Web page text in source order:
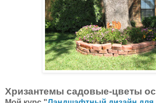
Хризантемы садовые-цветы